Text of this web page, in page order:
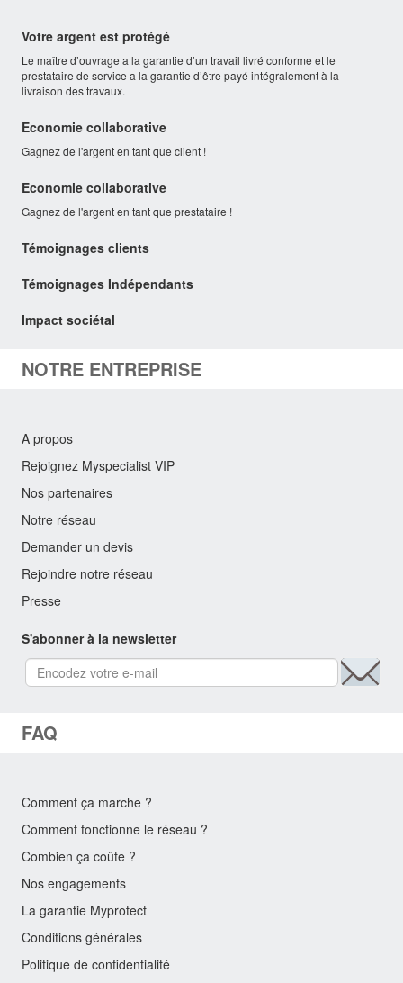
Votre argent est protégé
Le maître d’ouvrage a la garantie d’un travail livré conforme et le
prestataire de service a la garantie d’être payé intégralement à la
livraison des travaux.
Economie collaborative
Gagnez de l'argent en tant que client !
Economie collaborative
Gagnez de l'argent en tant que prestataire !
Témoignages clients
Témoignages Indépendants
Impact sociétal
NOTRE ENTREPRISE
A propos
Rejoignez Myspecialist VIP
Nos partenaires
Notre réseau
Demander un devis
Rejoindre notre réseau
Presse
S'abonner à la newsletter
FAQ
Comment ça marche ?
Comment fonctionne le réseau ?
Combien ça coûte ?
Nos engagements
La garantie Myprotect
Conditions générales
Politique de confidentialité